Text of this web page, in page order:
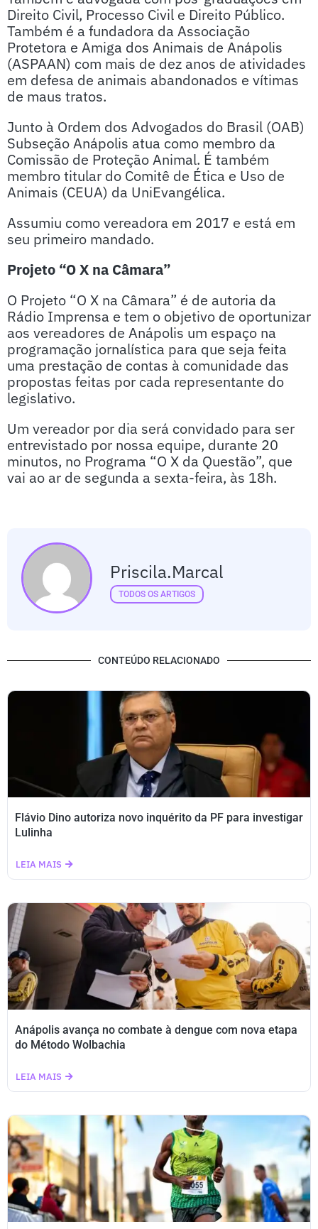
Direito Civil, Processo Civil e Direito Público.
Também é a fundadora da Associação
Protetora e Amiga dos Animais de Anápolis
(ASPAAN) com mais de dez anos de atividades
em defesa de animais abandonados e vítimas
de maus tratos.
Junto à Ordem dos Advogados do Brasil (OAB)
Subseção Anápolis atua como membro da
Comissão de Proteção Animal. É também
membro titular do Comitê de Ética e Uso de
Animais (CEUA) da UniEvangélica.
Assumiu como vereadora em 2017 e está em
seu primeiro mandado.
Projeto “O X na Câmara”
O Projeto “O X na Câmara” é de autoria da
Rádio Imprensa e tem o objetivo de oportunizar
aos vereadores de Anápolis um espaço na
programação jornalística para que seja feita
uma prestação de contas à comunidade das
propostas feitas por cada representante do
legislativo.
Um vereador por dia será convidado para ser
entrevistado por nossa equipe, durante 20
minutos, no Programa “O X da Questão”, que
vai ao ar de segunda a sexta-feira, às 18h.
Priscila.marcal
TODOS OS ARTIGOS
CONTEÚDO RELACIONADO
Flávio Dino autoriza novo inquérito da PF para investigar
Lulinha
LEIA MAIS
Anápolis avança no combate à dengue com nova etapa
do Método Wolbachia
LEIA MAIS